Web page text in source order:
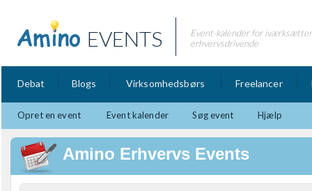
EVENTS
Event-kalender for
erhvervsdrivende
Debat Blogs Virksomhedsbørs Freelancer
Opret en event Event kalender Søg event Hjælp
Amino Erhvervs Events